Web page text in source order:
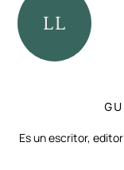
Es un escritor,